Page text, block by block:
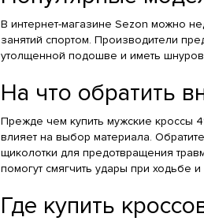
В интернет-магазине Sezon можно
занятий спортом. Производители
утолщенной подошве и иметь
На что обратить
Прежде чем купить мужские кроссы
влияет на выбор материала.
щиколотки для предотвращения
помогут смягчить удары при ходьбе и
Где купить